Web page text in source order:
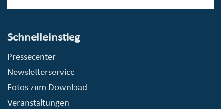
Schnelleinstieg
Pressecenter
Newsletterservice
Fotos zum Download
Veranstaltungen